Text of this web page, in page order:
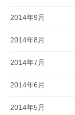
2014年9月
2014年8月
2014年7月
2014年6月
2014年5月